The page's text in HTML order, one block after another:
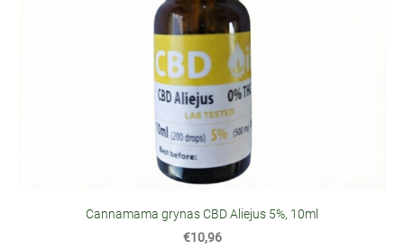
Cannamama grynas CBD Aliejus 5%, 10ml
€10,96